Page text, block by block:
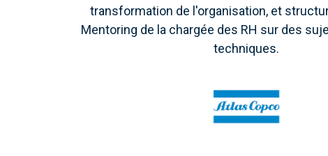
transformation de l'organisation, et
Mentoring de la chargée des RH sur des
techniques.